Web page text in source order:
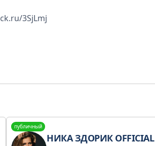
3SjLmj
публичный
НИКА ЗДОРИК OFFICIAL